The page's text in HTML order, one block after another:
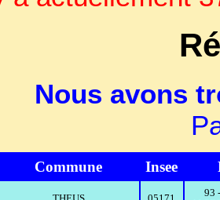
Nous avons
Commune Insee
93